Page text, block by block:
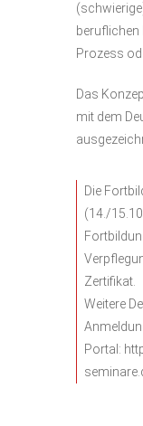
beruflichen
Prozess
Das
mit dem
Die
(14./
Zertifikat.
Weitere
Portal: